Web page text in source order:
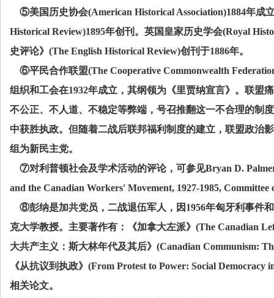
⑤美国历史协会(American Historical Association)1884年成
Historical Review)1895年创刊。英国皇家历史学会(Royal
史评论》 (The English Historical Review)创刊于1886年。
⑥平民合作联盟(The Cooperative Commonwealth
组织和工会在1932年成立，其纲领为《里贾纳宣言》。联盟
不公正、不人道、不稳定等弊端，号召推翻这一不合理的制
中获胜执政。但随着二战后联邦福利制度的建立，联盟政治
组为新民主党。
⑦对利普顿社会及学术活动的评论，可参见Bryan D.
and the Canadian Workers' Movement, 1927-1985,
⑧彭纳是加共党员，二战退伍军人，因 1956年匈牙利事件
克大学教授。主要著作有：《加拿大左派》 (The Canadian
大共产主义：斯大林年代及其后》 (Canadian Communism:
《从抗议到执政》 (From Protest to Power: Social Democracy
相关论文。